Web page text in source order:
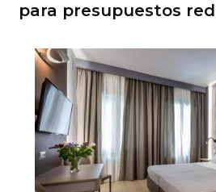
para presupuestos